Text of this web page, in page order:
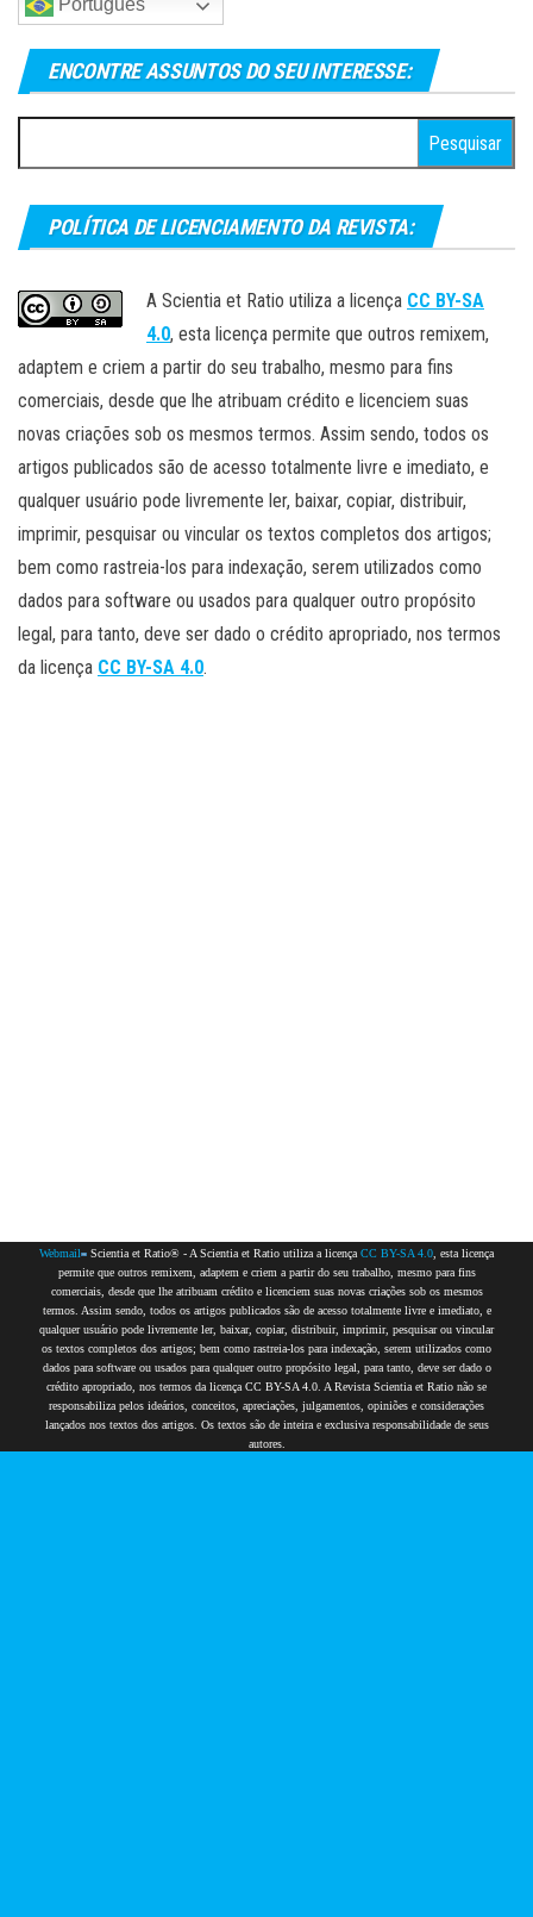
Português
ENCONTRE ASSUNTOS DO SEU INTERESSE:
por:
POLÍTICA DE LICENCIAMENTO DA REVISTA:
A Scientia et Ratio utiliza a licença CC BY-SA
4.0, esta licença permite que outros remixem,
adaptem e criem a partir do seu trabalho, mesmo para fins
comerciais, desde que lhe atribuam crédito e licenciem suas
novas criações sob os mesmos termos. Assim sendo, todos os
artigos publicados são de acesso totalmente livre e imediato, e
qualquer usuário pode livremente ler, baixar, copiar, distribuir,
imprimir, pesquisar ou vincular os textos completos dos artigos;
bem como rastreia-los para indexação, serem utilizados como
dados para software ou usados para qualquer outro propósito
legal, para tanto, deve ser dado o crédito apropriado, nos termos
da licença CC BY-SA 4.0.
Webmail Scientia et Ratio® - A Scientia et Ratio utiliza a licença CC BY-SA 4.0 , esta licença
permite que outros remixem, adaptem e criem a partir do seu trabalho, mesmo para fins
comerciais, desde que lhe atribuam crédito e licenciem suas novas criações sob os mesmos
termos. Assim sendo, todos os artigos publicados são de acesso totalmente livre e imediato, e
qualquer usuário pode livremente ler, baixar, copiar, distribuir, imprimir, pesquisar ou vincular
os textos completos dos artigos; bem como rastreia-los para indexação, serem utilizados como
dados para software ou usados para qualquer outro propósito legal, para tanto, deve ser dado o
crédito apropriado, nos termos da licença CC BY-SA 4.0. A Revista Scientia et Ratio não se
responsabiliza pelos ideários, conceitos, apreciações, julgamentos, opiniões e considerações
lançados nos textos dos artigos. Os textos são de inteira e exclusiva responsabilidade de seus
autores.